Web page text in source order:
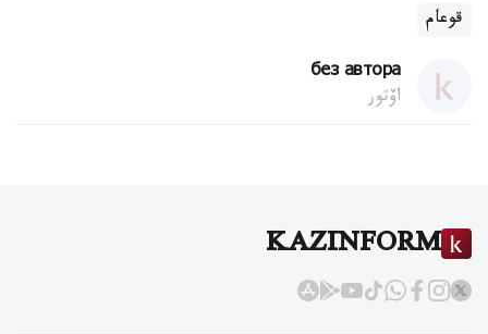
قوعام
без автора
اۆتور
KAZINFORM